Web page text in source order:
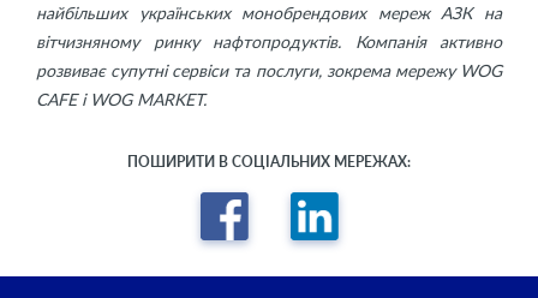
найбільших українських монобрендових мереж АЗК на
вітчизняному ринку нафтопродуктів. Компанія активно
розвиває супутні сервіси та послуги, зокрема мережу WOG
CAFE і WOG MARKET.
ПОШИРИТИ В СОЦІАЛЬНИХ МЕРЕЖАХ: